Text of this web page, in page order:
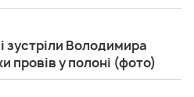
зустріли Володимира
провів у полоні (фото)